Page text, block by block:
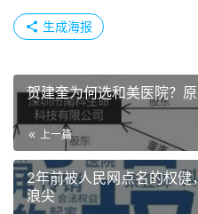
生成海报
贺建奎为何选和美医院？
上一篇
2年前被人民网点名的权
浪尖